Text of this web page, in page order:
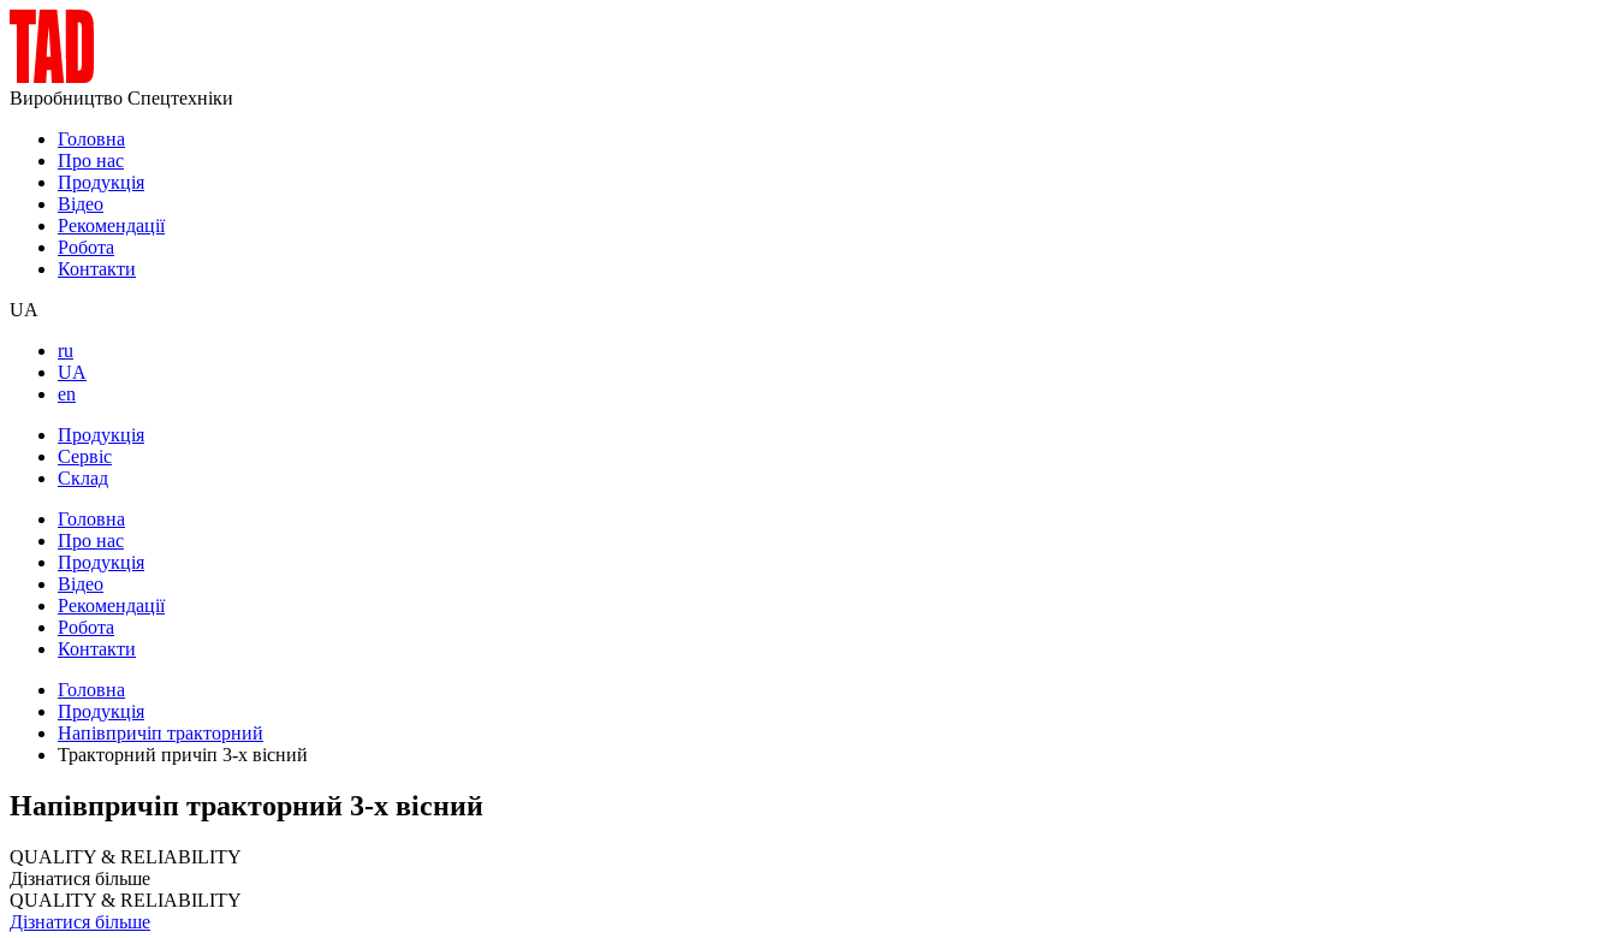
Виробництво Спецтехніки
Головна
Про нас
Продукція
Відео
Рекомендації
Робота
Контакти
UA
ru
UA
en
Продукція
Сервіс
Склад
Головна
Про нас
Продукція
Відео
Рекомендації
Робота
Контакти
Головна
Продукція
Напівпричіп тракторний
Тракторний причіп 3-х вісний
Напівпричіп тракторний 3-х вісний
QUALITY & RELIABILITY
Дізнатися більше
QUALITY & RELIABILITY
Дізнатися більше